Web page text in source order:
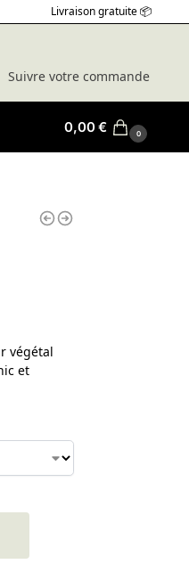
Livraison gratuite 📦
Suivre votre commande
0,00€ 0
végétal
et